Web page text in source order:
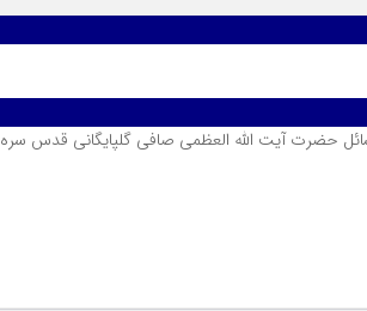
حضرت آیت الله العظمی صافی گلپایگانی قدس سره